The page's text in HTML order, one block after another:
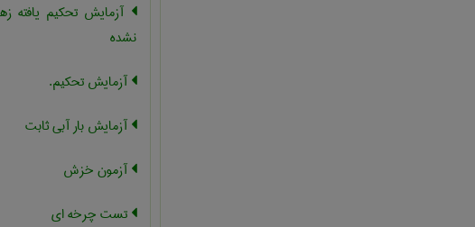
آزمایش تحکیم یافته
نشده
آزمایش تحکیم.
آزمایش بار آبی ثابت
آزمون خزش
تست چرخه ای